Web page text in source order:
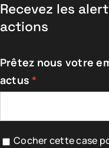
Recevez les
actions
Prêtez nous votre
actus
Cocher cette case